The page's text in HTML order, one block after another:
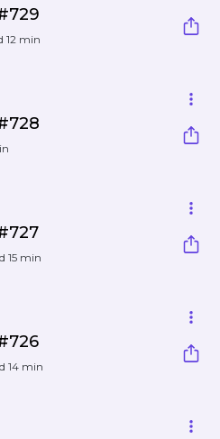
12 min
15 min
14 min